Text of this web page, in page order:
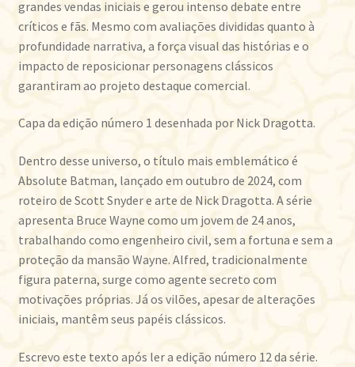
grandes vendas iniciais e gerou intenso debate entre
críticos e fãs. Mesmo com avaliações divididas quanto à
profundidade narrativa, a força visual das histórias e o
impacto de reposicionar personagens clássicos
garantiram ao projeto destaque comercial.
Capa da edição número 1 desenhada por Nick Dragotta.
Dentro desse universo, o título mais emblemático é
Absolute Batman, lançado em outubro de 2024, com
roteiro de Scott Snyder e arte de Nick Dragotta. A série
apresenta Bruce Wayne como um jovem de 24 anos,
trabalhando como engenheiro civil, sem a fortuna e sem a
proteção da mansão Wayne. Alfred, tradicionalmente
figura paterna, surge como agente secreto com
motivações próprias. Já os vilões, apesar de alterações
iniciais, mantêm seus papéis clássicos.
Escrevo este texto após ler a edição número 12 da série.